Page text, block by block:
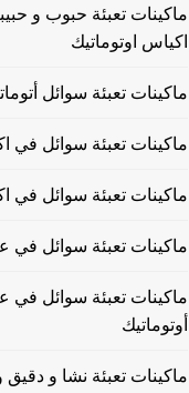
ماكينات تعبئة حبوب و
اكياس اوتوماتيك
ماكينات تعبئة سوائل
ماكينات تعبئة سوائل في
ماكينات تعبئة سوائل في
ماكينات تعبئة سوائل في
ماكينات تعبئة سوائل
أوتوماتيك
ماكينات تعبئة نشا و